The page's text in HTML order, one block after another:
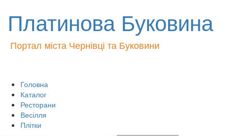
Платинова Буковина
Портал міста Чернівці та Буковини
Головна
Каталог
Ресторани
Весілля
Плітки